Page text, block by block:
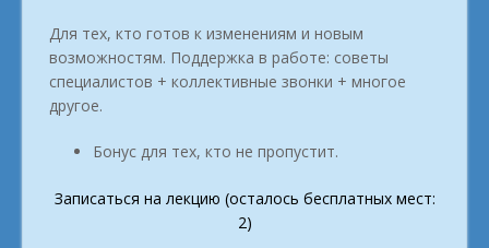
Для тех, кто готов к изменениям и новым
возможностям. Поддержка в работе: советы
специалистов + коллективные звонки + многое
другое.
Бонус для тех, кто не пропустит.
Записаться на лекцию (осталось бесплатных мест:
2)